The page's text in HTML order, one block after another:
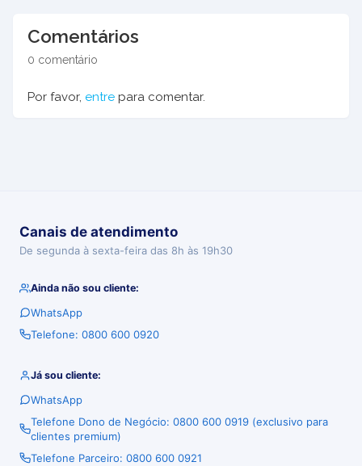
Comentários
0 comentário
Por favor, entre para comentar.
Canais de atendimento
De segunda à sexta-feira das 8h às 19h30
Ainda não sou cliente:
WhatsApp
Telefone: 0800 600 0920
Já sou cliente:
WhatsApp
Telefone Dono de Negócio: 0800 600 0919 (exclusivo para
clientes premium)
Telefone Parceiro: 0800 600 0921